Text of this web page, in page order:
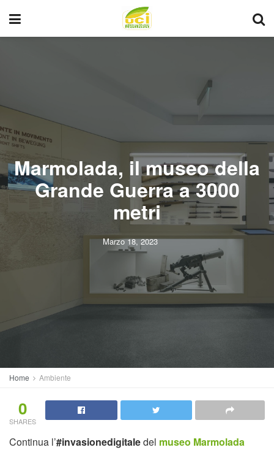
Marmolada, il museo della
Grande Guerra a 3000
metri
Marzo 18, 2023
Home Ambiente
0
SHARES
Continua l’#invasionedigitaledel museo Marmolada